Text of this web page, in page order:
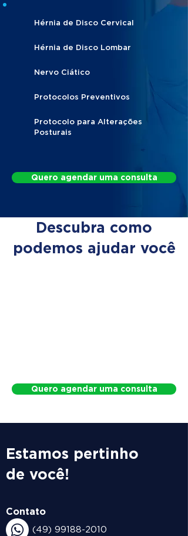
Hérnia de Disco Cervical
Hérnia de Disco Lombar
Nervo Ciático
Protocolos Preventivos
Protocolo para Alterações
Posturais
Quero agendar uma consulta
Descubra como
podemos ajudar você
Quero agendar uma consulta
Estamos pertinho
de você!
Contato
(49) 99188-2010